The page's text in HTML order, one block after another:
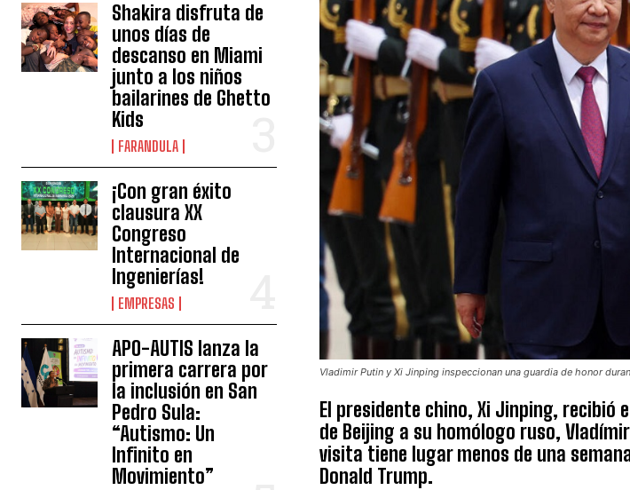
Shakira disfruta de
unos días de
descanso en Miami
junto a los niños
bailarines de Ghetto
Kids
FARANDULA
¡Con gran éxito
clausura XX
Congreso
Internacional de
Ingenierías!
EMPRESAS
APO-AUTIS lanza la
primera carrera por
la inclusión en San
Pedro Sula:
“Autismo: Un
Infinito en
Movimiento”
Vladimir Putin y Xi Jinping inspeccionan una guardia de honor
El presidente chino, Xi Jinping, recibió
de Beijing a su homólogo ruso,
visita tiene lugar menos de una
Donald Trump.